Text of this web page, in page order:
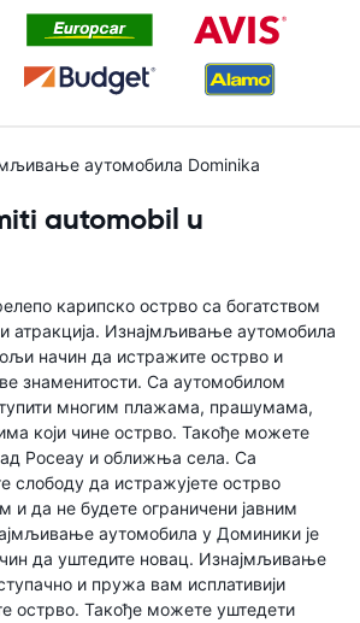
аутомобила Dominika
automobil u
карипско острво са богатством
атракција. Изнајмљивање аутомобила
начин да истражите острво и
знаменитости. Са аутомобилом
многим плажама, прашумама,
који чине острво. Такође можете
Росеау и оближња села. Са
слободу да истражујете острво
и да не будете ограничени јавним
аутомобила у Доминики је
да уштедите новац. Изнајмљивање
и пружа вам исплативији
острво. Такође можете уштедети